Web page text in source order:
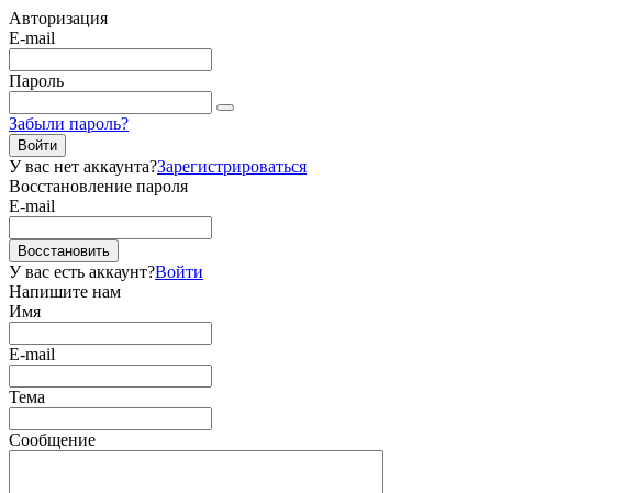
Авторизация
E-mail
Пароль
Забыли пароль?
Войти
У вас нет аккаунта?Зарегистрироваться
Восстановление пароля
E-mail
Восстановить
У вас есть аккаунт?Войти
Напишите нам
Имя
E-mail
Тема
Сообщение